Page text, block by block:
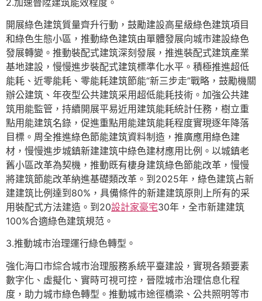
開展綠色建筑質量齊升行動，鼓勵建設高星級綠色建筑項目
和綠色生態小區，推動綠色建筑由單體發展向城市建設綠色
發展轉變。推動裝配式建筑深刻發展，推進裝配式建筑產業
基地建設，慢慢進步裝配式建筑標準化水平。積極推進超低
能耗、近零能耗、零能耗建筑節能“新三步走”戰略，鼓勵機關
辦公建筑、年夜型公共建筑采用超低能耗技術。加強公共建
筑用能監管，持續開展平易近用建筑能耗統計任務，樹立重
點用能建筑名錄，促進重點用能建筑能耗程度實現逐年降落
目標。周全推進綠色節能建筑資料制造，推廣應用綠色建
材，慢慢進步城鎮新建建筑中綠色建材應用比例。以城鎮老
舊小區改革為契機，推動既有棲身建筑綠色節能改革，慢慢
將建筑節能改革納進基礎類改革。到2025年，綠色建筑占新
建建筑比例達到80%，具備條件的新建建筑原則上所有的采
用裝配式方法建造。到20設計家豪宅30年，全市新建建筑
100%合適綠色建筑規范。
3.推動城市治理運行綠色轉型。
強化海口市綜合城市治理服務系統平臺建設，實現各類要素
數字化、虛擬化、實時可視可控，晉陞城市治理信息化程
度，助力城市綠色轉型。推動城市途徑橋梁、公共照明等市